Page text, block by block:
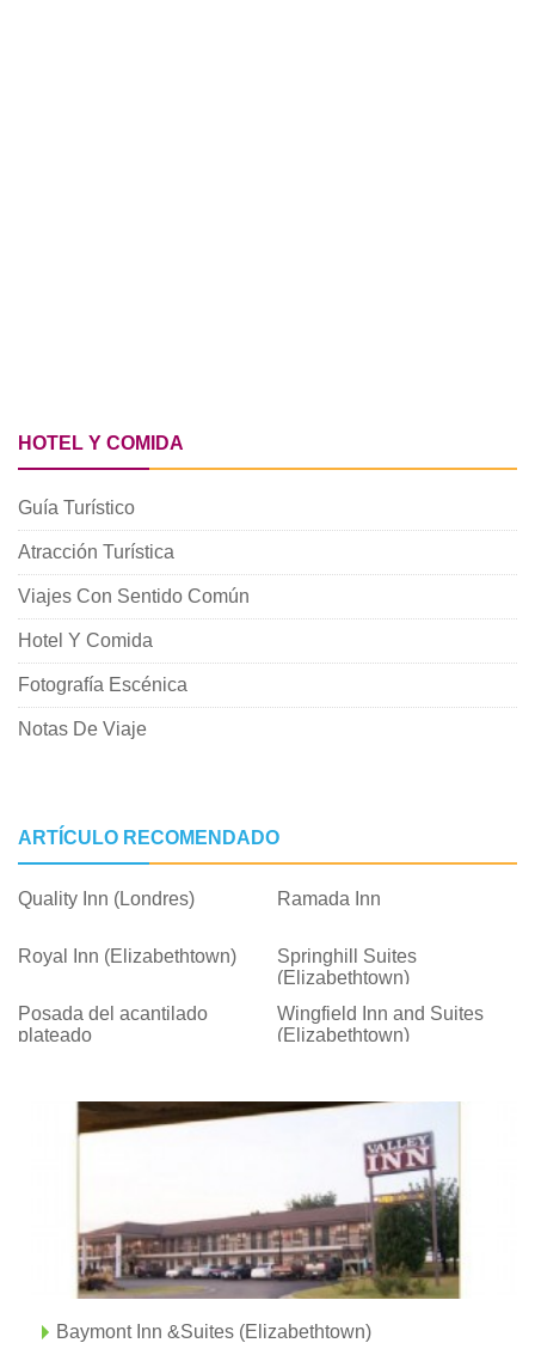
HOTEL Y COMIDA
Guía Turístico
Atracción Turística
Viajes Con Sentido Común
Hotel Y Comida
Fotografía Escénica
Notas De Viaje
ARTÍCULO RECOMENDADO
Quality Inn (Londres) Ramada Inn
Royal Inn (Elizabethtown)
Springhill Suites
(Elizabethtown)
Posada del acantilado
plateado
Wingfield Inn and Suites
(Elizabethtown)
Baymont Inn &Suites (Elizabethtown)